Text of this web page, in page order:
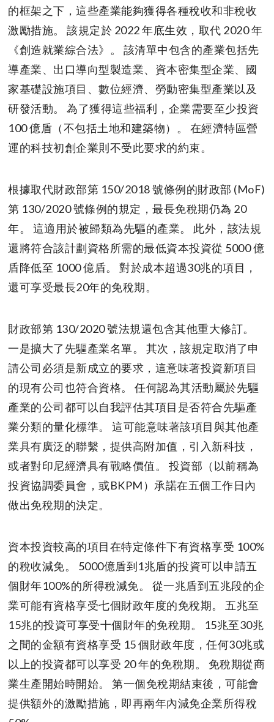
的框架之下，這些產業能夠獲得各種稅收和非稅收
激勵措施。 該規定於 2022 年底生效，取代 2020 年
《創造就業綜合法》。 該清單中包含的產業包括先
導產業、出口導向型製造業、資本密集型企業、國
家基礎設施項目、數位經濟、勞動密集型產業以及
研發活動。 為了獲得這些福利，企業需要至少投資
100 億盾（不包括土地和建築物）。 在經濟特區營
運的科技初創企業則不受此要求的約束。
根據取代財政部第 150/2018 號條例的財政部 (MoF)
第 130/2020 號條例的規定，最長免稅期仍為 20
年。 這適用於被歸類為先驅的產業。 此外，該法規
還將符合該計劃資格所需的最低資本投資從 5000 億
盾降低至 1000 億盾。 對於成本超過30兆的項目，
還可享受最長20年的免稅期。
財政部第 130/2020 號法規還包含其他重大修訂。
一是擴大了先驅產業名單。 其次，該規定取消了申
請公司必須是新成立的要求，這意味著投資新項目
的現有公司也符合資格。 任何認為其活動屬於先驅
產業的公司都可以自我評估其項目是否符合先驅產
業分類的量化標準。 這可能意味著該項目與其他產
業具有廣泛的聯繫，提供高附加值，引入新科技，
或者對印尼經濟具有戰略價值。 投資部（以前稱為
投資協調委員會，或BKPM）承諾在五個工作日內
做出免稅期的決定。
資本投資較高的項目在特定條件下有資格享受 100%
的稅收減免。 5000億盾到1兆盾的投資可以申請五
個財年100%的所得稅減免。 從一兆盾到五兆段的企
業可能有資格享受七個財政年度的免稅期。 五兆至
15兆的投資可享受十個財年的免稅期。 15兆至30兆
之間的金額有資格享受 15 個財政年度，任何30兆或
以上的投資都可以享受 20 年的免稅期。 免稅期從商
業生產開始時開始。 第一個免稅期結束後，可能會
提供額外的激勵措施，即再兩年內減免企業所得稅